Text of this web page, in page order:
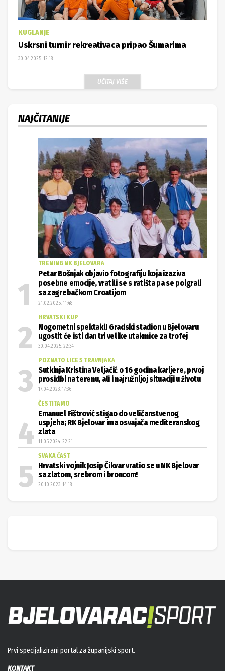
KUGLANJE
Uskrsni turnir rekreativaca pripao Šumarima
30.04.2025. 12:18
UČITAJ VIŠE
NAJČITANIJE
TRENING NK BJELOVARA
Petar Bošnjak objavio fotografiju koja izaziva
posebne emocije, vratili se s ratišta pa se poigrali
sa zagrebačkom Croatijom
21.02.2025. 11:48
HRVATSKI KUP
Nogometni spektakl! Gradski stadion u Bjelovaru
ugostit će isti dan tri velike utakmice za trofej
30.04.2025. 22:34
POZNATO LICE S TRAVNJAKA
Sutkinja Kristina Veljačić o 16 godina karijere, prvoj
prosidbi na terenu, ali i najružnijoj situaciji u životu
17.04.2023. 17:36
ČESTITAMO
Emanuel Fištrović stigao do veličanstvenog
uspjeha; RK Bjelovar ima osvajača mediteranskog
zlata
11.05.2024. 22:21
SVAKA ČAST
Hrvatski vojnik Josip Čikvar vratio se u NK Bjelovar
sa zlatom, srebrom i broncom!
20.10.2023. 14:18
Prvi specijalizirani portal za županijski sport.
KONTAKT